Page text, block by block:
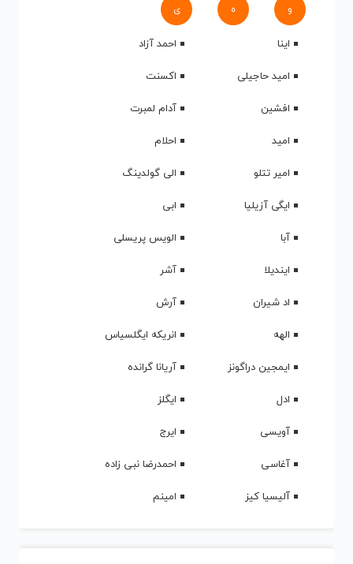
و ه ی
اینا
احمد آزاد
امید حاجیلی
اکسنت
افشین
آدام لمبرت
امید
احلام
امیر تتلو
الی گولدینگ
ایگی آزیلیا
ابی
آبا
الویس پریسلی
ایندیلا
آشر
اد شیران
آرش
الهه
انریکه ایگلسیاس
ایمجین دراگونز
آریانا گرانده
ادل
ایگلز
آویسی
ایرج
آغاسی
احمدرضا نبی زاده
آلیسیا کیز
امینم